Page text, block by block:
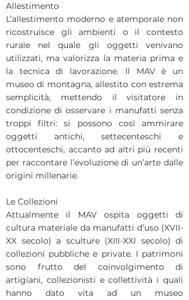
Allestimento
L’allestimento moderno e atemporale non
ricostruisce gli ambienti o il contesto
rurale nel quale gli oggetti venivano
utilizzati, ma valorizza la materia prima e
la tecnica di lavorazione. Il MAV è un
museo di montagna, allestito con estrema
semplicità, mettendo il visitatore in
condizione di osservare i manufatti senza
troppi filtri: si possono così ammirare
oggetti antichi, settecenteschi e
ottocenteschi, accanto ad altri più recenti
per raccontare l’evoluzione di un’arte dalle
origini millenarie.
Le Collezioni
Attualmente il MAV ospita oggetti di
cultura materiale da manufatti d’uso (XVII-
XX secolo) a sculture (XIII-XXI secolo) di
collezioni pubbliche e private. I patrimoni
sono frutto del coinvolgimento di
artigiani, collezionisti e collettività i quali
hanno dato vita ad un museo